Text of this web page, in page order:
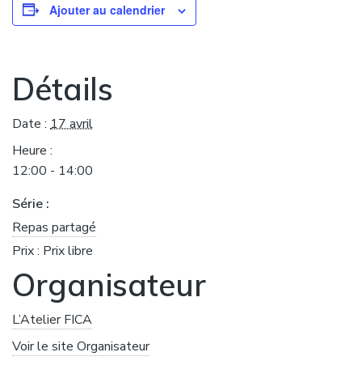
Ajouter au calendrier
Détails
Date : 17 avril
Heure :
12:00 - 14:00
Série :
Repas partagé
Prix : Prix libre
Organisateur
L’Atelier FICA
Voir le site Organisateur